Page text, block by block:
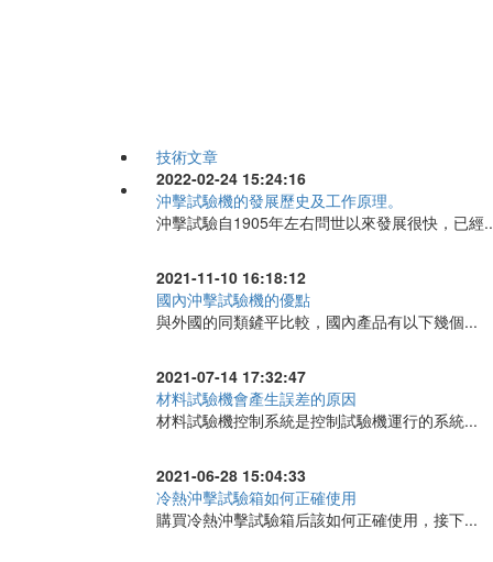
技術文章
2022-02-24 15:24:16
沖擊試驗機的發展歷史及工作原理。
沖擊試驗自1905年左右問世以來發展很快，已經
2021-11-10 16:18:12
國內沖擊試驗機的優點
與外國的同類鏟平比較，國內產品有以下幾個...
2021-07-14 17:32:47
材料試驗機會產生誤差的原因
材料試驗機控制系統是控制試驗機運行的系統...
2021-06-28 15:04:33
冷熱沖擊試驗箱如何正確使用
購買冷熱沖擊試驗箱后該如何正確使用，接下...